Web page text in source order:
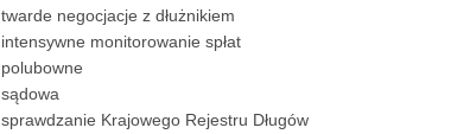
twarde negocjacje z dłużnikiem
intensywne monitorowanie spłat
polubowne
sądowa
sprawdzanie Krajowego Rejestru Długów